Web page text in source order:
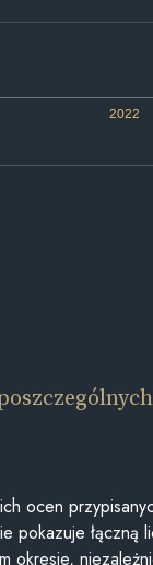
2022
ocen
pokazuje łączną
okresie,